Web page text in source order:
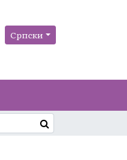
Српски